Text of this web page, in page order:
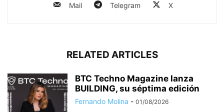
Mail Telegram X
RELATED ARTICLES
BTC Techno Magazine lanza
BUILDING, su séptima edición
Fernando Molina - 01/08/2026